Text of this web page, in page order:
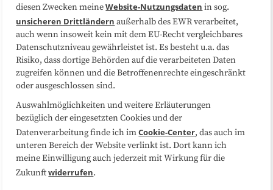
Folgen Sie uns
diesen Zwecken meineWebsite-Nutzungsdaten in sog.
unsicheren Drittländern außerhalb des EWR verarbeitet,
auch wenn insoweit kein mit dem EU-Recht vergleichbares
Datenschutzniveau gewährleistet ist. Es besteht u.a. das
Risiko, dass dortige Behörden auf die verarbeiteten Daten
zugreifen können und die Betroffenenrechte eingeschränkt
oder ausgeschlossen sind.
Auswahlmöglichkeiten und weitere Erläuterungen
bezüglich der eingesetzten Cookies und der
Datenverarbeitung finde ich imCookie-Center, das auch im
unteren Bereich der Website verlinkt ist. Dort kann ich
meine Einwilligung auch jederzeit mit Wirkung für die
Zukunftwiderrufen.